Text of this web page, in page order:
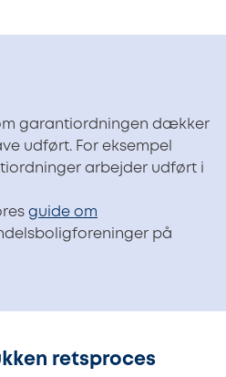
garantiordningen dækker
udført. For eksempel
arbejder udført i
guide om
på
retsproces